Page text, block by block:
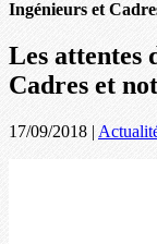
Ingénieurs et
Les attentes
Cadres et
17/09/2018 |